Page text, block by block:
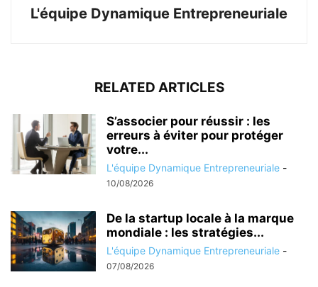
L'équipe Dynamique Entrepreneuriale
RELATED ARTICLES
S’associer pour réussir : les
erreurs à éviter pour protéger
votre...
L'équipe Dynamique Entrepreneuriale -
10/08/2026
De la startup locale à la marque
mondiale : les stratégies...
L'équipe Dynamique Entrepreneuriale -
07/08/2026